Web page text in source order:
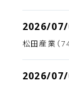
2026/
松田産業（
2026/